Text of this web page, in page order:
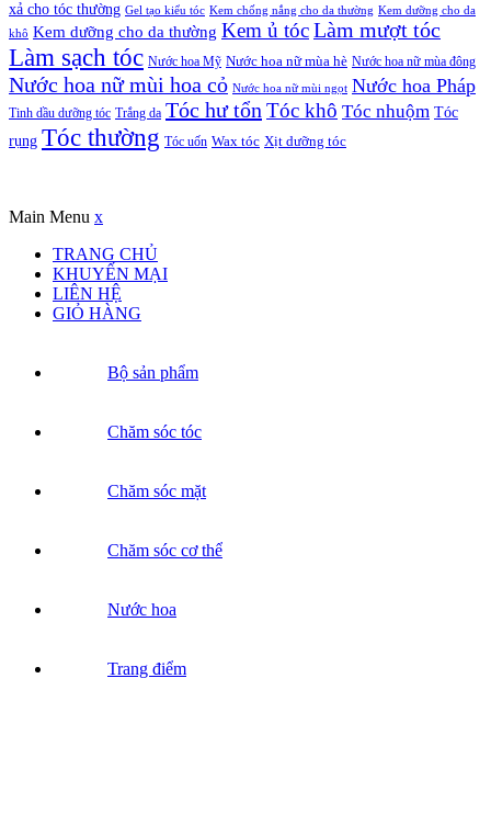
xả cho tóc thường Gel tạo kiểu tóc Kem chống nắng cho da thường Kem dưỡng cho da
khô Kem dưỡng cho da thường Kem ủ tócLàm mượt tóc
Làm sạch tóc Nước hoa Mỹ Nước hoa nữ mùa hè Nước hoa nữ mùa đông
Nước hoa nữ mùi hoa cỏ Nước hoa nữ mùi ngọt Nước hoa Pháp
Tinh dầu dưỡng tóc Trắng da Tóc hư tổn Tóc khô Tóc nhuộm Tóc
rụng Tóc thường Tóc uốn Wax tóc Xịt dưỡng tóc
Main Menu x
TRANG CHỦ
KHUYẾN MẠI
LIÊN HỆ
GIỎ HÀNG
Bộ sản phẩm
Chăm sóc tóc
Chăm sóc mặt
Chăm sóc cơ thể
Nước hoa
Trang điểm